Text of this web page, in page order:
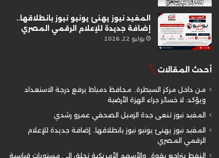
المفيد نيوز يهنئ يونيو نيوز بانطلاقها..
إضافة جديدة للإعلام الرقمي المصري
يوليو 22, 2026
أحدث المقالات
من داخل مركز السيطرة.. محافظ دمياط يرفع درجة الاستعداد
ويؤكد: لا خسائر جراء الهزة الأرضية
المفيد نيوز تنعى جدة الزميل الصحفي عمرو رشدي
المفيد نيوز يهنئ يونيو نيوز بانطلاقها.. إضافة جديدة للإعلام
الرقمي المصري
النفط يتراجع بقوة.. والأسهم الأمريكية تحلق إلى مستويات قياسية